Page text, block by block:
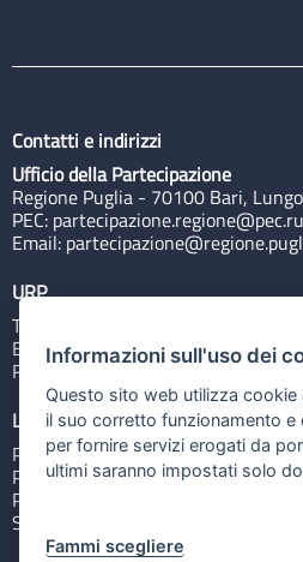
Contatti e indirizzi
Ufficio della Partecipazione
Regione Puglia - 70100 Bari,
PEC:
Email:
URP
Tel: 800713939
Email:quiregione@regione.puglia.it
Rubrica
Link utili
Portale Istituzionale
PO FESR Puglia 2014-2020
PSR Puglia 2014-2020
Sistema Puglia
Informazioni sull'uso dei
Questo sito web utilizza cookie
il suo corretto funzionamento
per fornire servizi erogati da
ultimi saranno impostati solo
Fammi scegliere